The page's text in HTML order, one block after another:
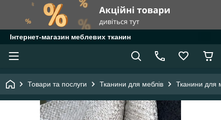
Інтернет-магазин меблевих тканин
Товари та послуги Тканини для меблів Тканини для